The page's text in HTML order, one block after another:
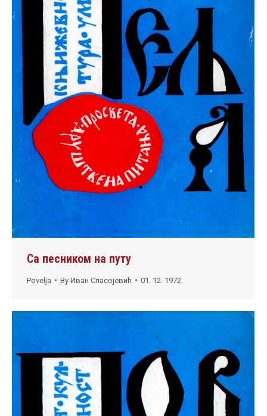
Са песником на путу
Povelja By Иван Спасојевић 01. 12. 1972.